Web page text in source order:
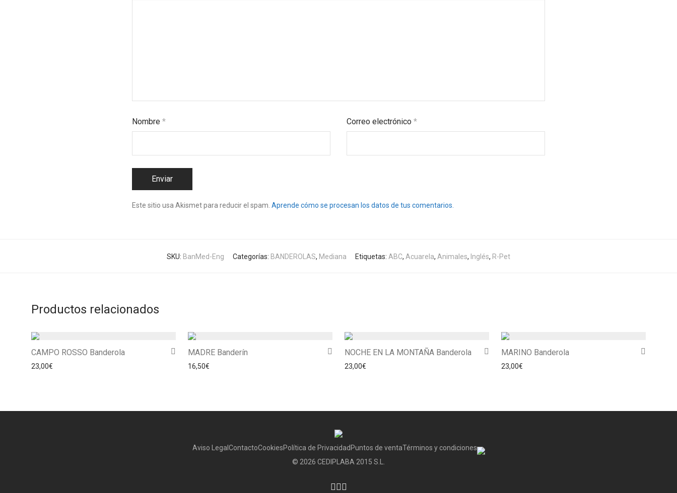
Nombre * Correo electrónico*
Este sitio usa Akismet para reducir el spam. Aprende cómo se procesan los datos de tus comentarios.
SKU: BanMed-Eng Categorías: BANDEROLAS, Mediana Etiquetas: ABC, Acuarela, Animales, Inglés, R-Pet
Productos relacionados
CAMPO ROSSO Banderola
23,00€
MADRE Banderín
16,50€
NOCHE EN LA MONTAÑA Banderola
23,00€
MARINO Banderola
23,00€
Aviso Legal ContactoCookiesPolítica de Privacidad Puntos de ventaTérminos y condiciones
© 2026 CEDIPLABA 2015 S.L.